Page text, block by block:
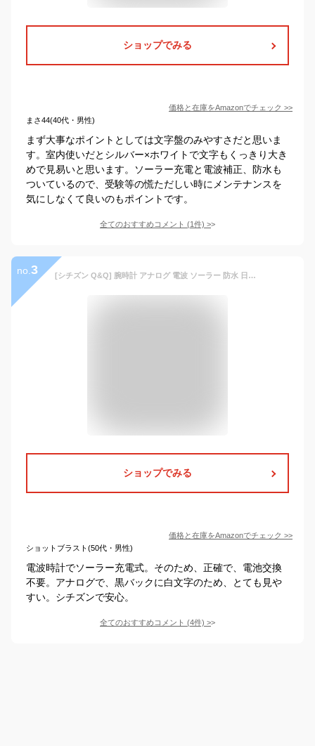
ショップでみる
価格と在庫をAmazonでチェック >>
まさ44(40代・男性)
まず大事なポイントとしては文字盤のみやすさだと思いま
す。室内使いだとシルバー×ホワイトで文字もくっきり大き
めで見易いと思います。ソーラー充電と電波補正、防水も
ついているので、受験等の慌ただしい時にメンテナンスを
気にしなくて良いのもポイントです。
全てのおすすめコメント (1件) >
no. 3 [シチズン Q&Q] 腕時計 アナログ 電波 ソーラー 防水 日付 メタルバンド HG12-205 メンズ ブラック
ショップでみる
価格と在庫をAmazonでチェック >>
ショットブラスト(50代・男性)
電波時計でソーラー充電式。そのため、正確で、電池交換
不要。アナログで、黒バックに白文字のため、とても見や
すい。シチズンで安心。
全てのおすすめコメント (4件) >